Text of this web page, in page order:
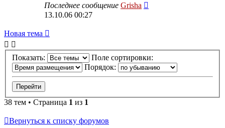
Последнее сообщение Grisha
13.10.06 00:27
Новая тема
Показать:
Поле сортировки:
Порядок:
38 тем • Страница 1 из 1
Вернуться к списку форумов